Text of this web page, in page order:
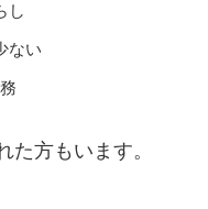
し
ない
た方もいます。